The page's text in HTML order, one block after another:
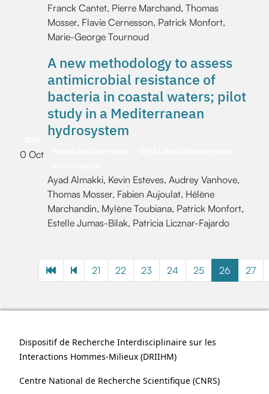
Franck Cantet, Pierre Marchand, Thomas
Mosser, Flavie Cernesson, Patrick Monfort,
Marie-George Tournoud
0 Oct
A new methodology to assess
antimicrobial resistance of
bacteria in coastal waters; pilot
study in a Mediterranean
hydrosystem
Ayad Almakki, Kevin Esteves, Audrey Vanhove,
Thomas Mosser, Fabien Aujoulat, Hélène
Marchandin, Mylène Toubiana, Patrick Monfort,
Estelle Jumas-Bilak, Patricia Licznar-Fajardo
21 22 23 24 25 26 27
Dispositif de Recherche Interdisciplinaire sur les
Interactions Hommes-Milieux (DRIIHM)
Centre National de Recherche Scientifique (CNRS)